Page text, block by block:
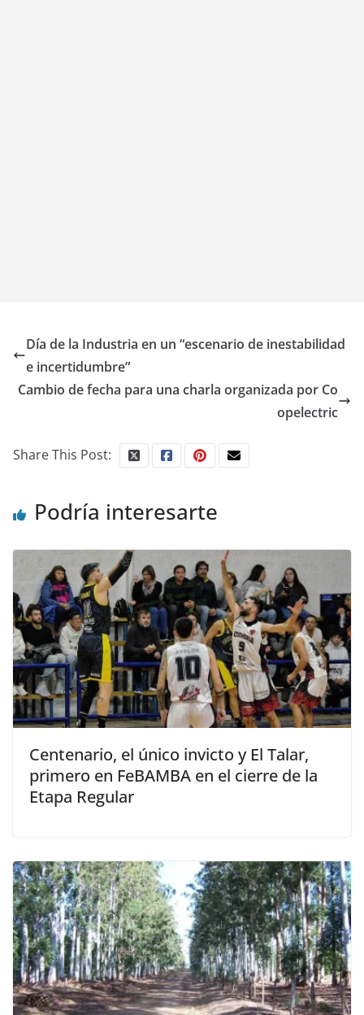
Día de la Industria en un “escenario de inestabilidad
e incertidumbre”
Cambio de fecha para una charla organizada por Co
opelectric
Share This Post:
Podría interesarte
Centenario, el único invicto y El Talar,
primero en FeBAMBA en el cierre de la
Etapa Regular